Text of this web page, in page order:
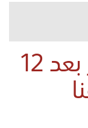
انتشال جثة تاجر آثار بعد 12